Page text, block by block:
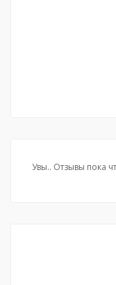
Увы.. Отзывы пока